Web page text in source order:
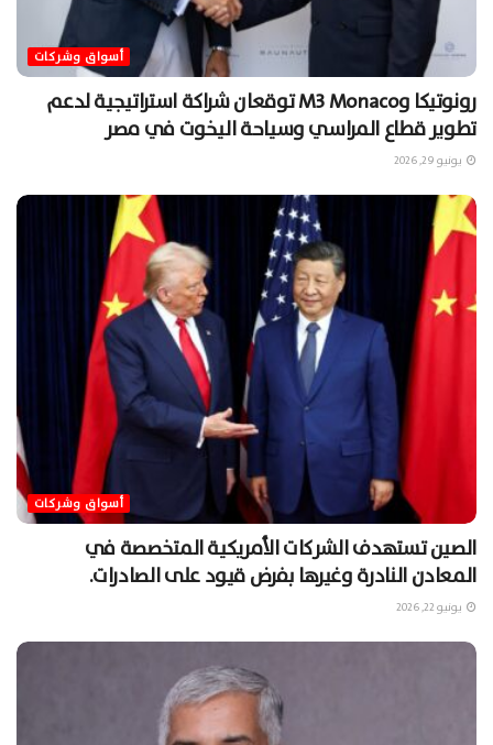
أسواق وشركات
رونوتيكا وM3 Monaco توقعان شراكة استراتيجية لدعم
تطوير قطاع المراسي وسياحة اليخوت في مصر
يونيو 29, 2026
أسواق وشركات
الصين تستهدف الشركات الأمريكية المتخصصة في
المعادن النادرة وغيرها بفرض قيود على الصادرات.
يونيو 22, 2026